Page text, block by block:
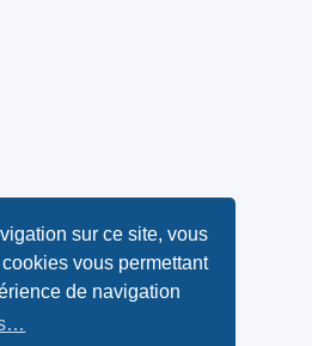
sur ce site, vous
vous permettant
de navigation